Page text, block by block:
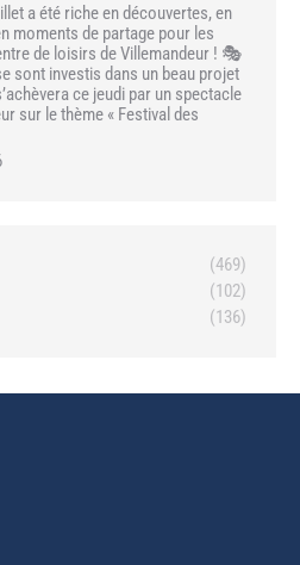
a été riche en découvertes, en
moments de partage pour les
de loisirs de Villemandeur ! 🎭
sont investis dans un beau projet
ce jeudi par un spectacle
sur le thème « Festival des
(469)
(102)
(136)